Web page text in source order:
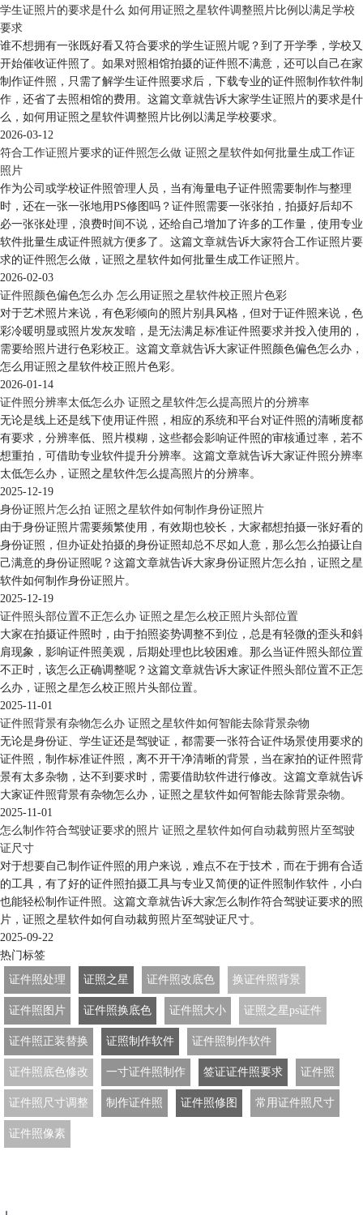
学生证照片的要求是什么 如何用证照之星软件调整照片比例以满足学校
要求
谁不想拥有一张既好看又符合要求的学生证照片呢？到了开学季，学校又
开始催收证件照了。如果对照相馆拍摄的证件照不满意，还可以自己在家
制作证件照，只需了解学生证件照要求后，下载专业的证件照制作软件制
作，还省了去照相馆的费用。这篇文章就告诉大家学生证照片的要求是什
么，如何用证照之星软件调整照片比例以满足学校要求。
2026-03-12
符合工作证照片要求的证件照怎么做 证照之星软件如何批量生成工作证
照片
作为公司或学校证件照管理人员，当有海量电子证件照需要制作与整理
时，还在一张一张地用PS修图吗？证件照需要一张张拍，拍摄好后却不
必一张张处理，浪费时间不说，还给自己增加了许多的工作量，使用专业
软件批量生成证件照就方便多了。这篇文章就告诉大家符合工作证照片要
求的证件照怎么做，证照之星软件如何批量生成工作证照片。
2026-02-03
证件照颜色偏色怎么办 怎么用证照之星软件校正照片色彩
对于艺术照片来说，有色彩倾向的照片别具风格，但对于证件照来说，色
彩冷暖明显或照片发灰发暗，是无法满足标准证件照要求并投入使用的，
需要给照片进行色彩校正。这篇文章就告诉大家证件照颜色偏色怎么办，
怎么用证照之星软件校正照片色彩。
2026-01-14
证件照分辨率太低怎么办 证照之星软件怎么提高照片的分辨率
无论是线上还是线下使用证件照，相应的系统和平台对证件照的清晰度都
有要求，分辨率低、照片模糊，这些都会影响证件照的审核通过率，若不
想重拍，可借助专业软件提升分辨率。这篇文章就告诉大家证件照分辨率
太低怎么办，证照之星软件怎么提高照片的分辨率。
2025-12-19
身份证照片怎么拍 证照之星软件如何制作身份证照片
由于身份证照片需要频繁使用，有效期也较长，大家都想拍摄一张好看的
身份证照，但办证处拍摄的身份证照却总不尽如人意，那么怎么拍摄让自
己满意的身份证照呢？这篇文章就告诉大家身份证照片怎么拍，证照之星
软件如何制作身份证照片。
2025-12-19
证件照头部位置不正怎么办 证照之星怎么校正照片头部位置
大家在拍摄证件照时，由于拍照姿势调整不到位，总是有轻微的歪头和斜
肩现象，影响证件照美观，后期处理也比较困难。那么当证件照头部位置
不正时，该怎么正确调整呢？这篇文章就告诉大家证件照头部位置不正怎
么办，证照之星怎么校正照片头部位置。
2025-11-01
证件照背景有杂物怎么办 证照之星软件如何智能去除背景杂物
无论是身份证、学生证还是驾驶证，都需要一张符合证件场景使用要求的
证件照，制作标准证件照，离不开干净清晰的背景，当在家拍的证件照背
景有太多杂物，达不到要求时，需要借助软件进行修改。这篇文章就告诉
大家证件照背景有杂物怎么办，证照之星软件如何智能去除背景杂物。
2025-11-01
怎么制作符合驾驶证要求的照片 证照之星软件如何自动裁剪照片至驾驶
证尺寸
对于想要自己制作证件照的用户来说，难点不在于技术，而在于拥有合适
的工具，有了好的证件照拍摄工具与专业又简便的证件照制作软件，小白
也能轻松制作证件照。这篇文章就告诉大家怎么制作符合驾驶证要求的照
片，证照之星软件如何自动裁剪照片至驾驶证尺寸。
2025-09-22
热门标签
证件照处理
证照之星 证件照改底色 换证件照背景
证件照图片 证件照换底色 证件照大小 证照之星ps证件
证件照正装替换 证照制作软件 证件照制作软件
证件照底色修改 一寸证件照制作 签证证件照要求 证件照
证件照尺寸调整 制作证件照 证件照修图 常用证件照尺寸
证件照像素